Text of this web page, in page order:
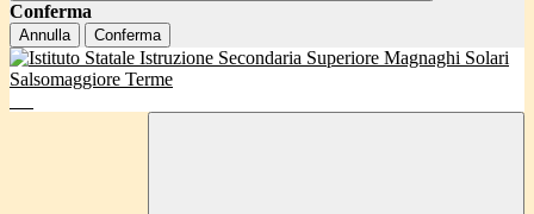
Conferma
Annulla Conferma